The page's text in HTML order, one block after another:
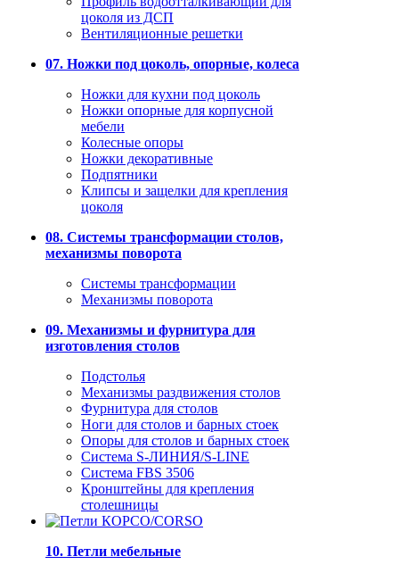
цоколя из ДСП
Вентиляционные решетки
07. Ножки под цоколь, опорные, колеса
Ножки для кухни под цоколь
Ножки опорные для корпусной
мебели
Колесные опоры
Ножки декоративные
Подпятники
Клипсы и защелки для крепления
цоколя
08. Системы трансформации столов,
механизмы поворота
Системы трансформации
Механизмы поворота
09. Механизмы и фурнитура для
изготовления столов
Подстолья
Механизмы раздвижения столов
Фурнитура для столов
Ноги для столов и барных стоек
Опоры для столов и барных стоек
Система S-ЛИНИЯ/S-LINE
Система FBS 3506
Кронштейны для крепления
столешницы
10. Петли мебельные